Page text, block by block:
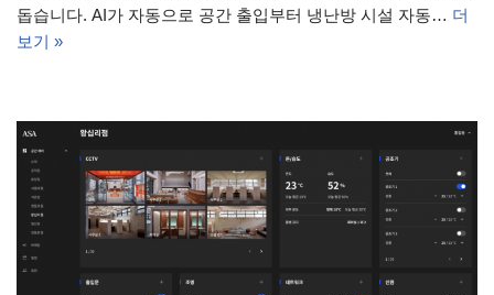
돕습니다. AI가 자동으로 공간 출입부터 냉난방 시설 자동… 더
보기 »